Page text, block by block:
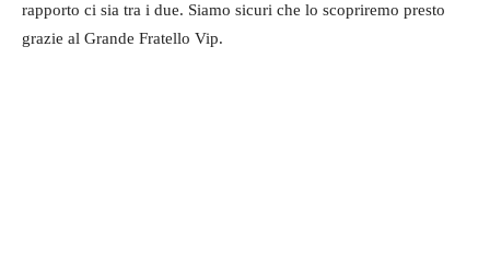
rapporto ci sia tra i due. Siamo sicuri che lo scopriremo presto
grazie al Grande Fratello Vip.